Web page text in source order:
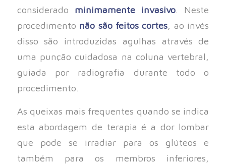
considerado minimamente invasivo . Neste
procedimento não são feitos cortes, ao invés
disso são introduzidas agulhas através de
uma punção cuidadosa na coluna vertebral,
guiada por radiografia durante todo o
procedimento.
As queixas mais frequentes quando se indica
esta abordagem de terapia é a dor lombar
que pode se irradiar para os glúteos e
também para os membros inferiores,